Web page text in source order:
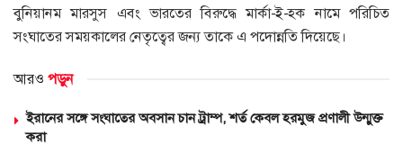
বুনিয়ানম মারসুস এবং ভারতের বিরুদ্ধে মার্কা-ই-হক নামে পরিচিত
সংঘাতের সময়কালের নেতৃত্বের জন্য তাকে এ পদোন্নতি দিয়েছে।
আরও পড়ুন
ইরানের সঙ্গে সংঘাতের অবসান চান ট্রাম্প, শর্ত কেবল হরমুজ প্রণালী উন্মুক্ত
করা